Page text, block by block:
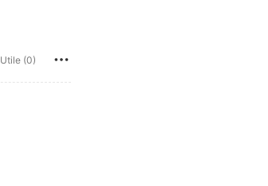
Utile (0)